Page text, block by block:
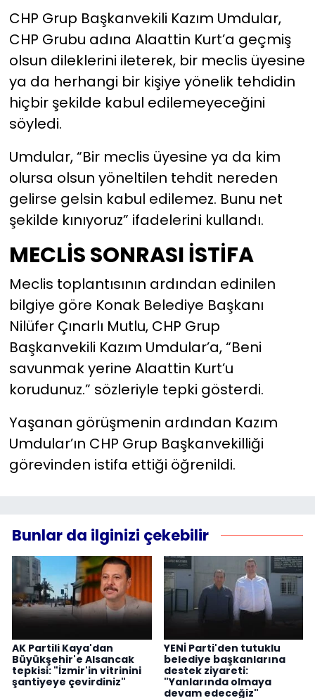
edeceğiz"
CHP Grup Başkanvekili Kazım Umdular,
CHP Grubu adına Alaattin Kurt’a geçmiş
olsun dileklerini ileterek, bir meclis üyesine
ya da herhangi bir kişiye yönelik tehdidin
hiçbir şekilde kabul edilemeyeceğini
söyledi.
Umdular, “Bir meclis üyesine ya da kim
olursa olsun yöneltilen tehdit nereden
gelirse gelsin kabul edilemez. Bunu net
şekilde kınıyoruz” ifadelerini kullandı.
MECLİS SONRASI İSTİFA
Meclis toplantısının ardından edinilen
bilgiye göre Konak Belediye Başkanı
Nilüfer Çınarlı Mutlu, CHP Grup
Başkanvekili Kazım Umdular’a, “Beni
savunmak yerine Alaattin Kurt’u
korudunuz.” sözleriyle tepki gösterdi.
Yaşanan görüşmenin ardından Kazım
Umdular’ın CHP Grup Başkanvekilliği
görevinden istifa ettiği öğrenildi.
Bunlar da ilginizi çekebilir
AK Partili Kaya'dan
Büyükşehir'e Alsancak
tepkisi: "İzmir'in vitrinini
şantiyeye çevirdiniz"
YENİ Parti'den tutuklu
belediye başkanlarına
destek ziyareti:
"Yanlarında olmaya
devam edeceğiz"